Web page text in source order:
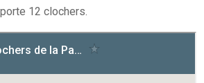
12 clochers.